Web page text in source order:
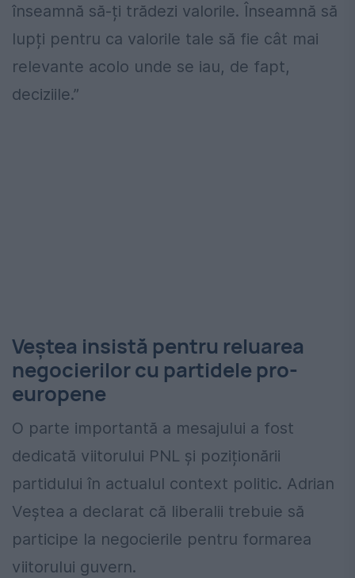
înseamnă să-ți trădezi valorile. Înseamnă să
lupți pentru ca valorile tale să fie cât mai
relevante acolo unde se iau, de fapt,
deciziile.”
Veștea insistă pentru reluarea
negocierilor cu partidele pro-
europene
O parte importantă a mesajului a fost
dedicată viitorului PNL și poziționării
partidului în actualul context politic. Adrian
Veștea a declarat că liberalii trebuie să
participe la negocierile pentru formarea
viitorului guvern.